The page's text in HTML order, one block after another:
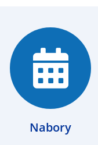
Nabory